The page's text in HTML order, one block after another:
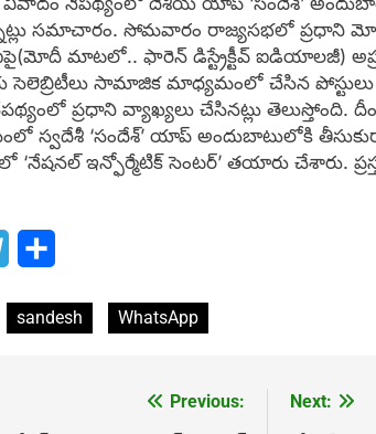
సమాచారం. సోమవారం రాజ్యసభలో ప్రధాని
మాటలో.. ఫారెన్ డిస్ట్రేక్టీవ్ ఐడియాలజీ)
సామాజిక మాధ్యమంలో చేసిన పోస్టులు
ప్రధాని వ్యాఖ్యలు చేసినట్లు తెలుస్తోంది.
స్వదేశీ ‘సందేశ్’ యాప్ అందుబాటులోకి
‘నేషనల్ ఇన్ఫోర్మేటిక్ సెంటర్’ తయారు చేశారు.
Telegram
sandesh WhatsApp
Previous:
Next: